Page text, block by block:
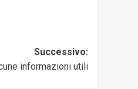
Successivo:
informazioni utili